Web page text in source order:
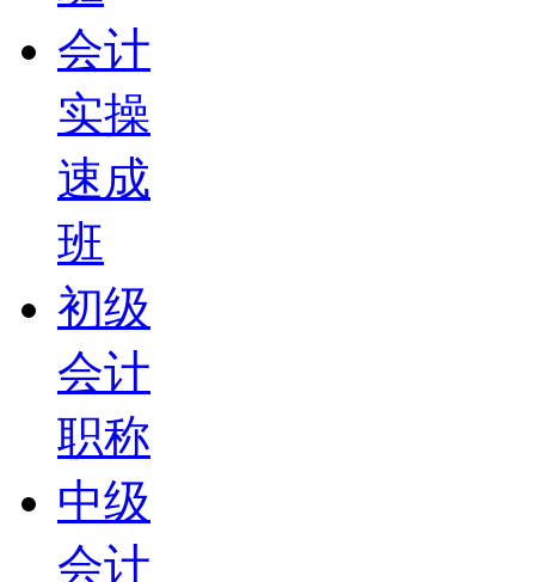
会计
实操
速成
班
初级
会计
职称
中级
会计